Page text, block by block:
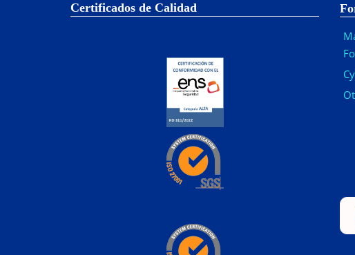
Certificados de Calidad